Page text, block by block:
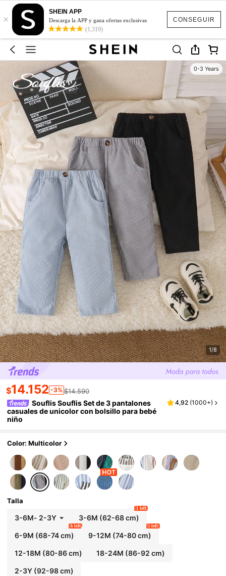
CONSEGUIR
×
SHEIN APP
Descarga la APP y gana ofertas exclusivas
(1,319)
0-3 Years
1/8
$14.152 -3% $14.590
Souflis Souflis Set de 3 pantalones
casuales de unicolor con bolsillo para bebé
niño
4,92 (1000+)
Color: Multicolor
Talla
3-6M- 2-3Y 3-6M (62-68 cm)
1 left
6-9M (68-74 cm)
6 left
9-12M (74-80 cm)
5 left
12-18M (80-86 cm) 18-24M (86-92 cm)
2-3Y(92-98 cm)